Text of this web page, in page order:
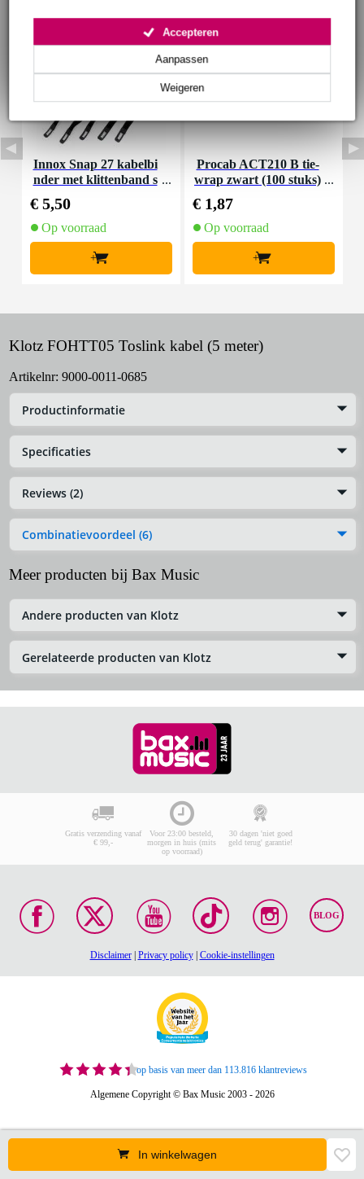
Weigeren
Aanpassen
Accepteren
Innox Snap 27 kabelbi
nder met klittenband s
€ 5,50
Op voorraad
+
Procab ACT210 B tie-
wrap zwart (100 stuks)
€ 1,87
Op voorraad
+
Klotz FOHTT05 Toslink kabel (5 meter)
Artikelnr: 9000-0011-0685
Productinformatie
Specificaties
Reviews (2)
Combinatievoordeel (6)
Meer producten bij Bax Music
Andere producten van Klotz
Gerelateerde producten van Klotz
In winkelwagen
Gratis verzending vanaf
€ 99,-
Voor 23:00 besteld,
morgen in huis (mits
op voorraad)
30 dagen 'niet goed
geld terug' garantie!
BLOG
Disclaimer| Privacy policy| Cookie-instellingen
op basis van meer dan 113.816 klantreviews
Algemene Copyright © Bax Music 2003 - 2026